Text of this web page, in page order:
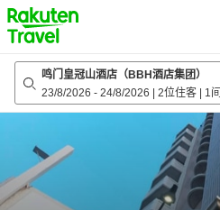
to
top
page
鸣门皇冠山酒店（BBH酒店集团）
23/8/2026 - 24/8/2026 2位住客 1间